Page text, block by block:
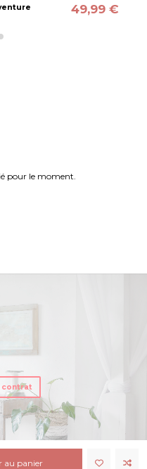
au panier
49,99 €
pour le moment.
contrat